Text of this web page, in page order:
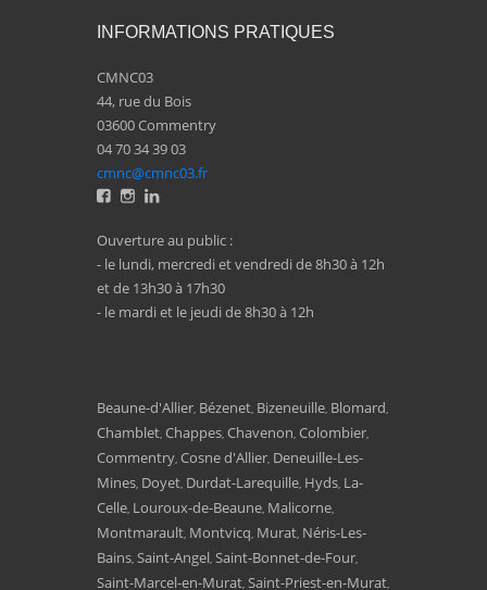
INFORMATIONS PRATIQUES
CMNC03
44, rue du Bois
03600 Commentry
04 70 34 39 03
cmnc@cmnc03.fr
Ouverture au public :
- le lundi, mercredi et vendredi de 8h30 à 12h
et de 13h30 à 17h30
- le mardi et le jeudi de 8h30 à 12h
Beaune-d'Allier, Bézenet, Bizeneuille, Blomard,
Chamblet, Chappes, Chavenon, Colombier,
Commentry, Cosne d'Allier, Deneuille-Les-
Mines, Doyet, Durdat-Larequille, Hyds, La-
Celle, Louroux-de-Beaune, Malicorne,
Montmarault, Montvicq, Murat, Néris-Les-
Bains, Saint-Angel, Saint-Bonnet-de-Four,
Saint-Marcel-en-Murat, Saint-Priest-en-Murat,